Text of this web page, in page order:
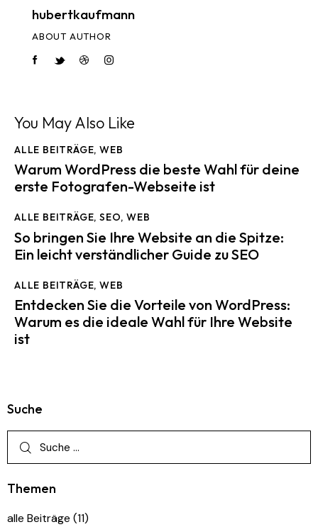
hubertkaufmann
ABOUT AUTHOR
You May Also Like
ALLE BEITRÄGE,WEB
Warum WordPress die beste Wahl für deine
erste Fotografen-Webseite ist
ALLE BEITRÄGE,SEO,WEB
So bringen Sie Ihre Website an die Spitze:
Ein leicht verständlicher Guide zu SEO
ALLE BEITRÄGE,WEB
Entdecken Sie die Vorteile von WordPress:
Warum es die ideale Wahl für Ihre Website
ist
Suche
Themen
alle Beiträge (11)